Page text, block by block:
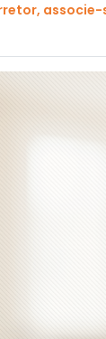
associe-